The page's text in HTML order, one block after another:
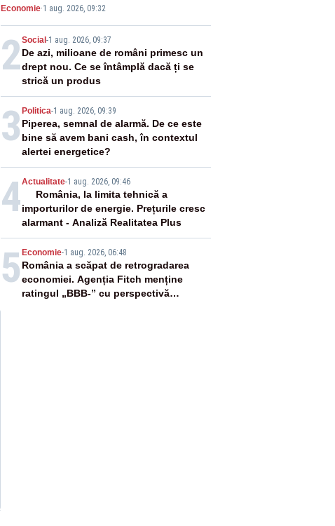
pune în pericol Centrala Cernavodă era
cunoscută de pe vremea lui Ceaușescu
Economie·1 aug. 2026, 09:32
2Social-1 aug. 2026, 09:37
De azi, milioane de români primesc un
drept nou. Ce se întâmplă dacă ți se
strică un produs
3 Politica-1 aug. 2026, 09:39
Piperea, semnal de alarmă. De ce este
bine să avem bani cash, în contextul
alertei energetice?
4Actualitate-1 aug. 2026, 09:46
România, la limita tehnică a
importurilor de energie. Prețurile cresc
alarmant - Analiză Realitatea Plus
5 Economie-1 aug. 2026, 06:48
România a scăpat de retrogradarea
economiei. Agenția Fitch menține
ratingul „BBB-” cu perspectivă